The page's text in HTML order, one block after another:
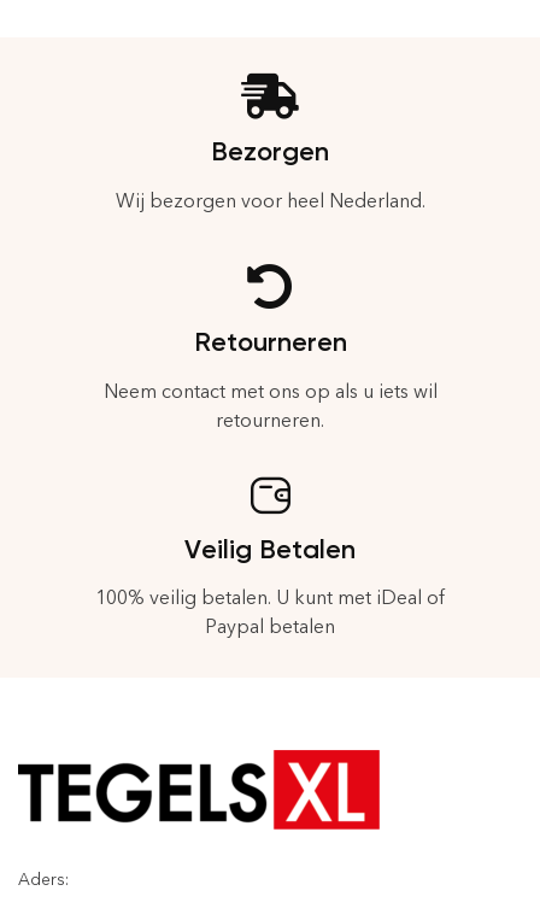
Bezorgen
Wij bezorgen voor heel Nederland.
Retourneren
Neem contact met ons op als u iets wil
retourneren.
Veilig Betalen
100% veilig betalen. U kunt met iDeal of
Paypal betalen
Aders: